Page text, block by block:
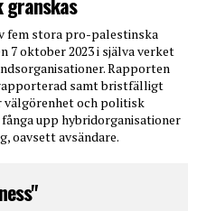
fem stora pro-palestinska
7 oktober 2023 i själva verket
Rapporten
samt bristfälligt
och politisk
upp hybridorganisationer
oavsett avsändare.